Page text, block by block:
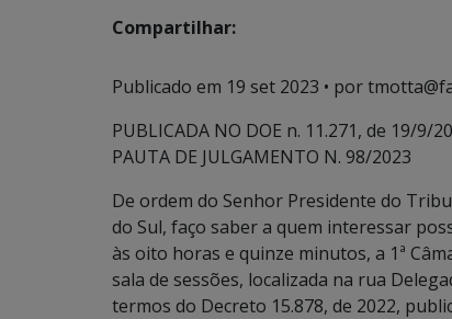
Compartilhar:
Publicado em 19 set 2023 • por
PUBLICADA NO DOE n. 11.271, de 19/9/
PAUTA DE JULGAMENTO N. 98/2023
De ordem do Senhor Presidente do
do Sul, faço saber a quem interessar
às oito horas e quinze minutos, a 1ª
sala de sessões, localizada na rua
termos do Decreto 15.878, de 2022,